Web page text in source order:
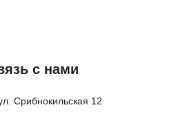
с нами
Срибнокильская 12